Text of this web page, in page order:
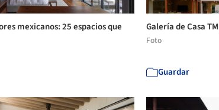
mexicanos: 25 espacios que
Galería de Casa
Foto
Guardar